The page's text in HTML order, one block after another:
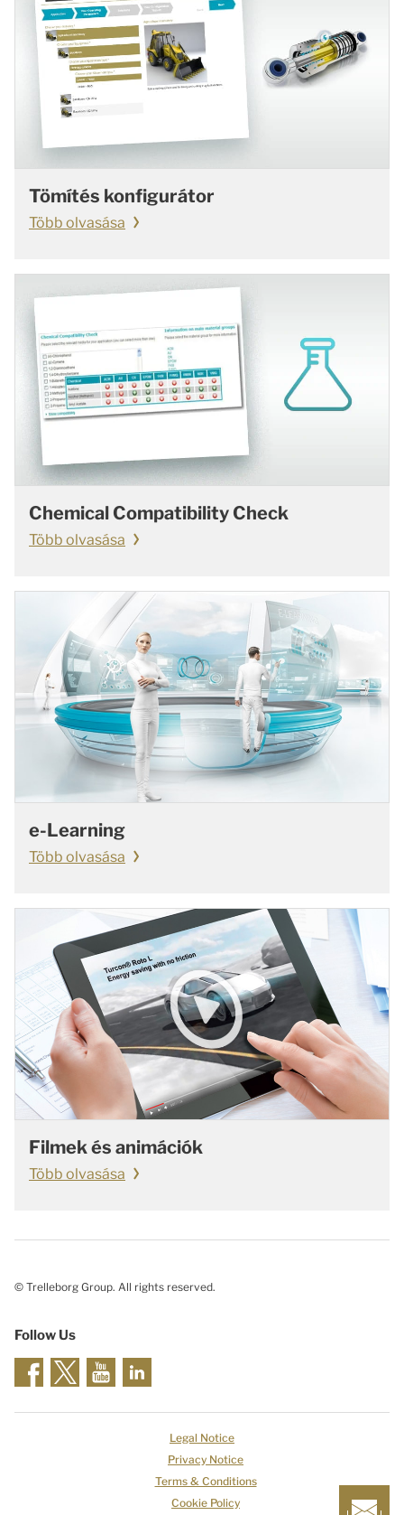
Tömítés konfigurátor
Több olvasása
Chemical Compatibility Check
Több olvasása
e-Learning
Több olvasása
Filmek és animációk
Több olvasása
© Trelleborg Group. All rights reserved.
Follow Us
Legal Notice
Privacy Notice
Terms & Conditions
Cookie Policy